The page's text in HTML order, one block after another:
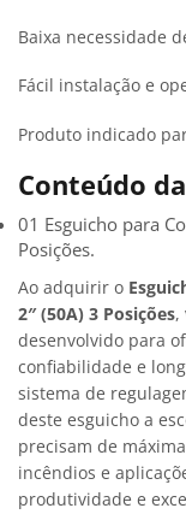
Baixa necessidade
Fácil instalação e
Produto indicado
Conteúdo
01 Esguicho para
Posições.
Ao adquirir o
2″ (50A) 3 Posições,
desenvolvido para
confiabilidade e
sistema de
deste esguicho a
precisam de
incêndios e
produtividade e